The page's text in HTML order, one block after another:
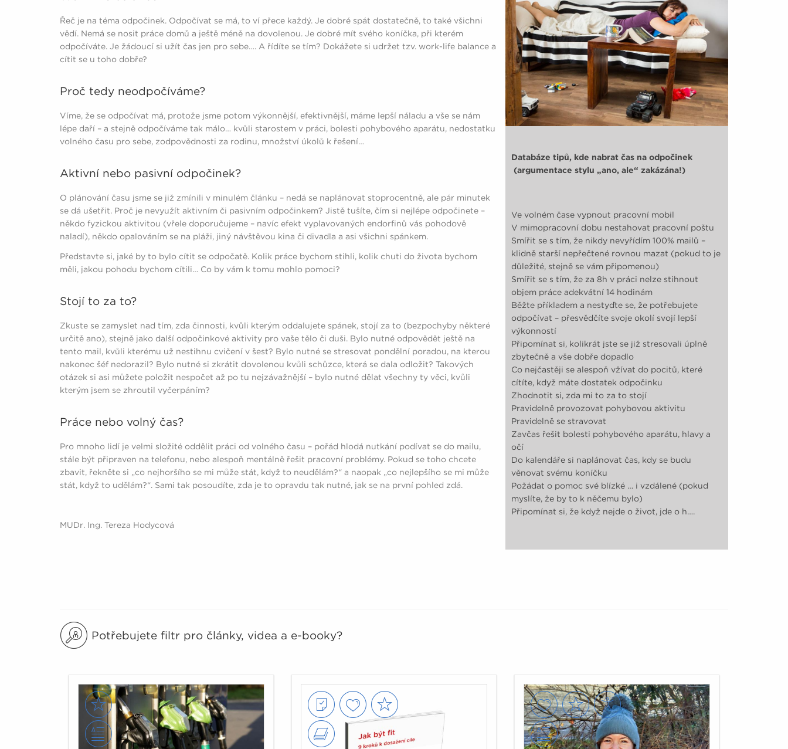
zlepšení životního stylu.
Řeč je na téma odpočinek. Odpočívat se má, to ví přece každý. Je dobré spát dostatečně, to také všichni
vědí. Nemá se nosit práce domů a ještě méně na dovolenou. Je dobré mít svého koníčka, při kterém
odpočíváte. Je žádoucí si užít čas jen pro sebe…. A řídíte se tím? Dokážete si udržet tzv. work-life balance a
cítit se u toho dobře?
Proč tedy neodpočíváme?
Víme, že se odpočívat má, protože jsme potom výkonnější, efektivnější, máme lepší náladu a vše se nám
lépe daří – a stejně odpočíváme tak málo… kvůli starostem v práci, bolesti pohybového aparátu, nedostatku
volného času pro sebe, zodpovědnosti za rodinu, množství úkolů k řešení…
Aktivní nebo pasivní odpočinek?
O plánování času jsme se již zmínili v minulém článku – nedá se naplánovat stoprocentně, ale pár minutek
se dá ušetřit. Proč je nevyužít aktivním či pasivním odpočinkem? Jistě tušíte, čím si nejlépe odpočinete –
někdo fyzickou aktivitou (vřele doporučujeme – navíc efekt vyplavovaných endorfinů vás pohodově
naladí), někdo opalováním se na pláži, jiný návštěvou kina či divadla a asi všichni spánkem.
Představte si, jaké by to bylo cítit se odpočatě. Kolik práce bychom stihli, kolik chuti do života bychom
měli, jakou pohodu bychom cítili… Co by vám k tomu mohlo pomoci?
Stojí to za to?
Zkuste se zamyslet nad tím, zda činnosti, kvůli kterým oddalujete spánek, stojí za to (bezpochyby některé
určitě ano), stejně jako další odpočinkové aktivity pro vaše tělo či duši. Bylo nutné odpovědět ještě na
tento mail, kvůli kterému už nestihnu cvičení v šest? Bylo nutné se stresovat pondělní poradou, na kterou
nakonec šéf nedorazil? Bylo nutné si zkrátit dovolenou kvůli schůzce, která se dala odložit? Takových
otázek si asi můžete položit nespočet až po tu nejzávažnější – bylo nutné dělat všechny ty věci, kvůli
kterým jsem se zhroutil vyčerpáním?
Práce nebo volný čas?
Pro mnoho lidí je velmi složité oddělit práci od volného času – pořád hlodá nutkání podívat se do mailu,
stále být připraven na telefonu, nebo alespoň mentálně řešit pracovní problémy. Pokud se toho chcete
zbavit, řekněte si „co nejhoršího se mi může stát, když to neudělám?“ a naopak „co nejlepšího se mi může
stát, když to udělám?“. Sami tak posoudíte, zda je to opravdu tak nutné, jak se na první pohled zdá.
MUDr. Ing. Tereza Hodycová
Databáze tipů, kde nabrat čas na odpočinek
(argumentace stylu „ano, ale“ zakázána!)
Ve volném čase vypnout pracovní mobil
V mimopracovní dobu nestahovat pracovní poštu
Smířit se s tím, že nikdy nevyřídím 100% mailů –
klidně starší nepřečtené rovnou mazat (pokud to je
důležité, stejně se vám připomenou)
Smířit se s tím, že za 8h v práci nelze stihnout
objem práce adekvátní 14 hodinám
Běžte příkladem a nestyďte se, že potřebujete
odpočívat – přesvědčíte svoje okolí svojí lepší
výkonností
Připomínat si, kolikrát jste se již stresovali úplně
zbytečně a vše dobře dopadlo
Co nejčastěji se alespoň vžívat do pocitů, které
cítíte, když máte dostatek odpočinku
Zhodnotit si, zda mi to za to stojí
Pravidelně provozovat pohybovou aktivitu
Pravidelně se stravovat
Zavčas řešit bolesti pohybového aparátu, hlavy a
očí
Do kalendáře si naplánovat čas, kdy se budu
věnovat svému koníčku
Požádat o pomoc své blízké … i vzdálené (pokud
myslíte, že by to k něčemu bylo)
Připomínat si, že když nejde o život, jde o h….
Potřebujete filtr pro články, videa a e-booky?